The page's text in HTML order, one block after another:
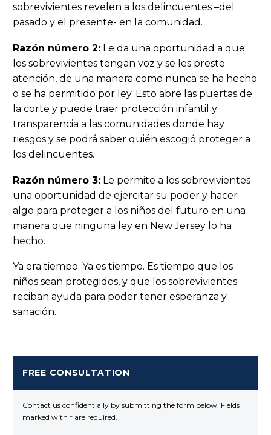
sobrevivientes revelen a los delincuentes –del
pasado y el presente- en la comunidad.
Razón número 2: Le da una oportunidad a que
los sobrevivientes tengan voz y se les preste
atención, de una manera como nunca se ha hecho
o se ha permitido por ley. Esto abre las puertas de
la corte y puede traer protección infantil y
transparencia a las comunidades donde hay
riesgos y se podrá saber quién escogió proteger a
los delincuentes.
Razón número 3: Le permite a los sobrevivientes
una oportunidad de ejercitar su poder y hacer
algo para proteger a los niños del futuro en una
manera que ninguna ley en New Jersey lo ha
hecho.
Ya era tiempo. Ya es tiempo. Es tiempo que los
niños sean protegidos, y que los sobrevivientes
reciban ayuda para poder tener esperanza y
sanación.
FREE CONSULTATION
Contact us confidentially by submitting the form below. Fields
marked with * are required.